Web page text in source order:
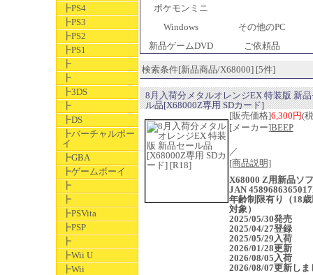
┣PS4
┣PS3
┣PS2
┣PS1
┣
┣
┣3DS
┣
┣DS
┣バーチャルボー
イ
┣GBA
┣ゲームボーイ
┣
┣
┣PSVita
┣PSP
┣
┣Wii U
┣Wii
ポケモンミニ
Windows
その他のPC
新品ゲームDVD
ご依頼品
検索条件[新品商品/X68000] [5件]
8月入荷分メタルオレンジEX 特装版 新
ル品[X68000Z専用 SDカード]
[販売価格]6,300円(
[メーカー]BEEP
／
[商品説明]
X68000 Z用新品
JAN
年齢制限有り（18
対象）
2025/05/30発売
2025/04/27登録
2025/05/29入荷
2026/01/28更新
2026/08/05入荷
2026/08/07更新しま